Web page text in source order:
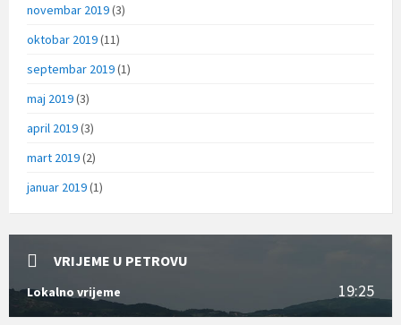
novembar 2019(3)
oktobar 2019(11)
septembar 2019(1)
maj 2019(3)
april 2019(3)
mart 2019(2)
januar 2019(1)
VRIJEME U PETROVU
Lokalno vrijeme 19:25